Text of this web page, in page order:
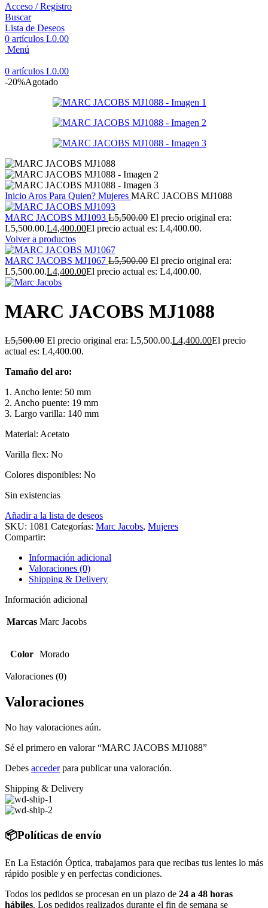
Acceso / Registro
Buscar
Lista de Deseos
0 artículos L0.00
Menú
0 artículos L0.00
-20%Agotado
Inicio Aros Para Quien? Mujeres MARC JACOBS MJ1088
MARC JACOBS MJ1093 L5,500.00 El precio original era:
L5,500.00.L4,400.00El precio actual es: L4,400.00.
Volver a productos
MARC JACOBS MJ1067 L5,500.00 El precio original era:
L5,500.00.L4,400.00El precio actual es: L4,400.00.
MARC JACOBS MJ1088
L5,500.00 El precio original era: L5,500.00.L4,400.00El precio
actual es: L4,400.00.
Tamaño del aro:
1. Ancho lente: 50 mm
2. Ancho puente: 19 mm
3. Largo varilla: 140 mm
Material: Acetato
Varilla flex: No
Colores disponibles: No
Sin existencias
Añadir a la lista de deseos
SKU: 1081 Categorías: Marc Jacobs, Mujeres
Compartir:
Información adicional
Valoraciones (0)
Shipping & Delivery
Información adicional
Marcas Marc Jacobs
Color Morado
Valoraciones (0)
Valoraciones
No hay valoraciones aún.
Sé el primero en valorar “MARC JACOBS MJ1088”
Debes accederpara publicar una valoración.
Shipping & Delivery
📦Políticas de envío
En La Estación Óptica, trabajamos para que recibas tus lentes lo más
rápido posible y en perfectas condiciones.
Todos los pedidos se procesan en un plazo de 24 a 48 horas
hábiles. Los pedidos realizados durante el fin de semana se